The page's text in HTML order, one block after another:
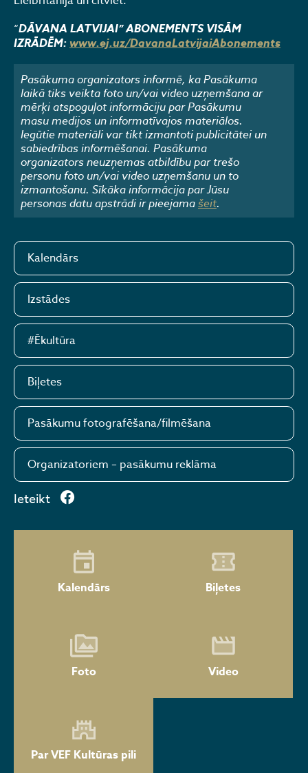
“DĀVANA LATVIJAI” ABONEMENTS VISĀM
IZRĀDĒM:www.ej.uz/DavanaLatvijaiAbonements
Pasākuma organizators informē, ka Pasākuma
laikā tiks veikta foto un/vai video uzņemšana ar
mērķi atspoguļot informāciju par Pasākumu
masu medijos un informatīvajos materiālos.
Iegūtie materiāli var tikt izmantoti publicitātei un
sabiedrības informēšanai. Pasākuma
organizators neuzņemas atbildību par trešo
personu foto un/vai video uzņemšanu un to
izmantošanu. Sīkāka informācija par Jūsu
personas datu apstrādi ir pieejamašeit.
Kalendārs
Izstādes
#Ēkultūra
Biļetes
Pasākumu fotografēšana/filmēšana
Organizatoriem – pasākumu reklāma
Ieteikt
Kalendārs Biļetes
Foto Video
Par VEF Kultūras pili